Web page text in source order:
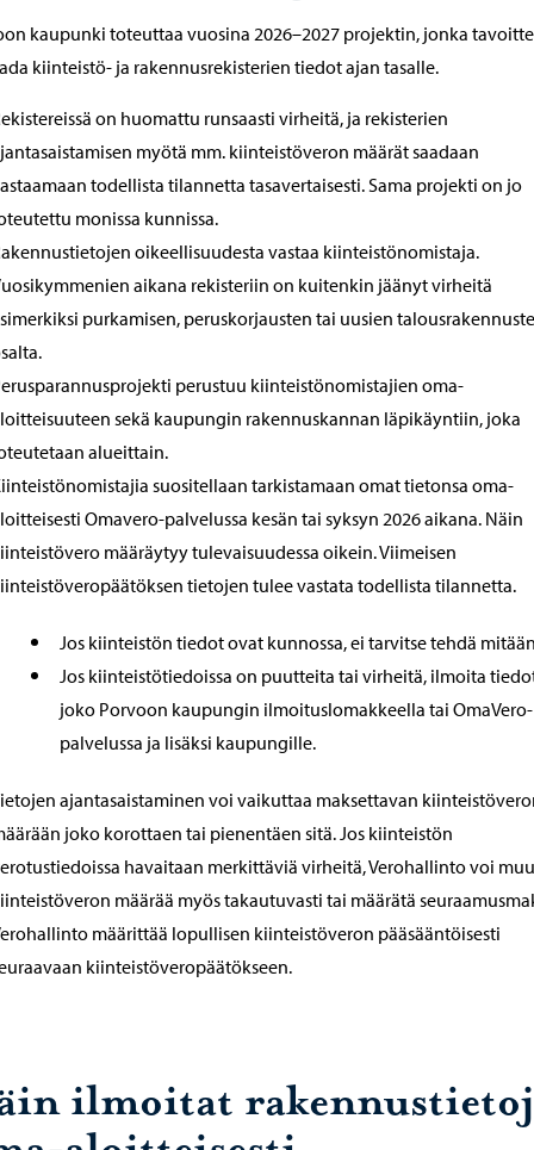
kaupunki toteuttaa vuosina 2026–2027 projektin, jonka
kiinteistö- ja rakennusrekisterien tiedot ajan tasalle.
on huomattu runsaasti virheitä, ja rekisterien
myötä mm. kiinteistöveron määrät saadaan
todellista tilannetta tasavertaisesti. Sama projekti on jo
monissa kunnissa.
oikeellisuudesta vastaa kiinteistönomistaja.
aikana rekisteriin on kuitenkin jäänyt virheitä
purkamisen, peruskorjausten tai uusien
perustuu kiinteistönomistajien oma-
sekä kaupungin rakennuskannan läpikäyntiin, joka
alueittain.
suositellaan tarkistamaan omat tietonsa oma-
Omavero-palvelussa kesän tai syksyn 2026 aikana. Näin
määräytyy tulevaisuudessa oikein. Viimeisen
tietojen tulee vastata todellista tilannetta.
Jos kiinteistön tiedot ovat kunnossa, ei tarvitse tehdä
Jos kiinteistötiedoissa on puutteita tai virheitä, ilmoita
joko Porvoon kaupungin ilmoituslomakkeella tai OmaVero-
palvelussa ja lisäksi kaupungille.
ajantasaistaminen voi vaikuttaa maksettavan
joko korottaen tai pienentäen sitä. Jos kiinteistön
havaitaan merkittäviä virheitä, Verohallinto voi
määrää myös takautuvasti tai määrätä
määrittää lopullisen kiinteistöveron pääsääntöisesti
kiinteistöveropäätökseen.
ilmoitat